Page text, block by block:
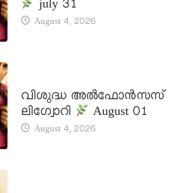
july 31
August 4, 2026
വിശുദ്ധ അൽഫോൻസസ്
ലിഗ്വോറി
August 01
August 4, 2026